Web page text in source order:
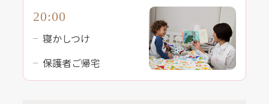
20:00
寝かしつけ
保護者ご帰宅